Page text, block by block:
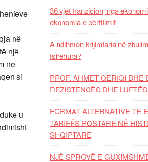
në
një
ne
si
u
36 vjet tranzicion, nga
ekonomia e përfitimit
A ndihmon krijimtaria në
fshehura?
PROF. AHMET QERIQI DHE
REZISTENCЁS DHE
FORMAT ALTERNATIVE TË
TARIFËS POSTARE NË
SHQIPTARE
NJË SPROVË E